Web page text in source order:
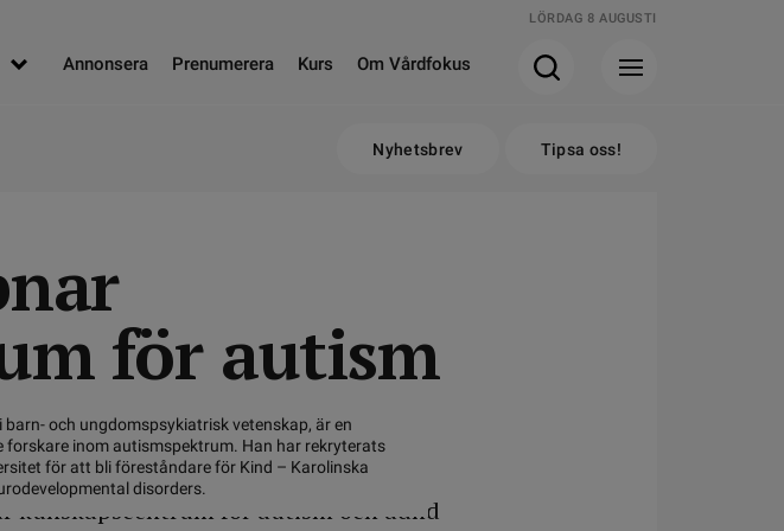
LÖRDAG 8 AUGUSTI
Annonsera Prenumerera Kurs Om Vårdfokus
Nyhetsbrev Tipsa oss!
för autism
barn- och ungdomspsykiatrisk vetenskap, är en
forskare inom autismspektrum. Han har rekryterats
för att bli föreståndare för Kind – Karolinska
disorders.